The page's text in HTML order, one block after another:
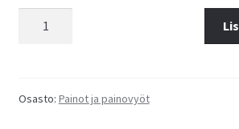
määrä
Osasto: Painot ja painovyöt